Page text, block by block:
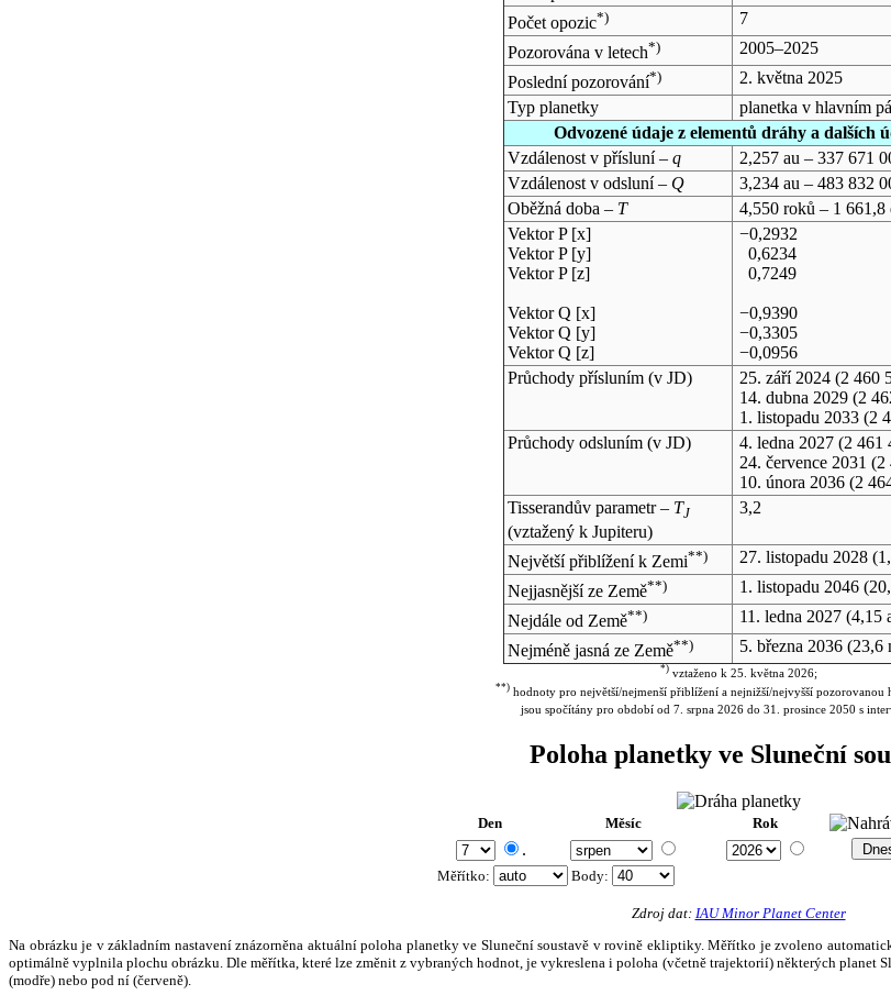
Počet opozic*)
7
Pozorována v letech*)
2005–2025
Poslední pozorování*)
2. května 2025
Typ planetky
planetka v hlavním
Odvozené údaje z elementů dráhy a dalších
Vzdálenost v přísluní – q
2,257 au – 337 671
Vzdálenost v odsluní – Q
3,234 au – 483 832
Oběžná doba – T
4,550 roků – 1 661,8
Vektor P [x]
Vektor P [y]
Vektor P [z]
Vektor Q [x]
Vektor Q [y]
Vektor Q [z]
−0,2932
0,6234
0,7249
−0,9390
−0,3305
−0,0956
Průchody přísluním (v JD) 25. září 2024(2 460
14. dubna 2029(2
1. listopadu 2033(2
Průchody odsluním (v JD) 4. ledna 2027(2 461
24. července 2031 (2
10. února 2036(2
Tisserandův parametr – TJ
(vztažený k Jupiteru)
3,2
Největší přiblížení k Zemi**) 27. listopadu 2028
Nejjasnější ze Země**) 1. listopadu 2046
Nejdále od Země**) 11. ledna 2027(4,15
Nejméně jasná ze Země**) 5. března 2036(23,6
*)vztaženo k 25. května 2026;
**) hodnoty pro největší/nejmenší přiblížení a nejnižší/nejvyšší pozorovanou
jsou spočítány pro období od 7. srpna 2026 do 31. prosince 2050 s
Poloha planetky ve Sluneční
Den Měsíc Rok
.
Měřítko: Body:
Zdroj dat: IAU Minor Planet Center
Na obrázku je v základním nastavení znázorněna aktuální poloha planetky ve Sluneční soustavě v rovině ekliptiky. Měřítko je zvoleno
optimálně vyplnila plochu obrázku. Dle měřítka, které lze změnit z vybraných hodnot, je vykreslena i poloha (včetně trajektorií) některých planet
(modře) nebo pod ní (červeně).